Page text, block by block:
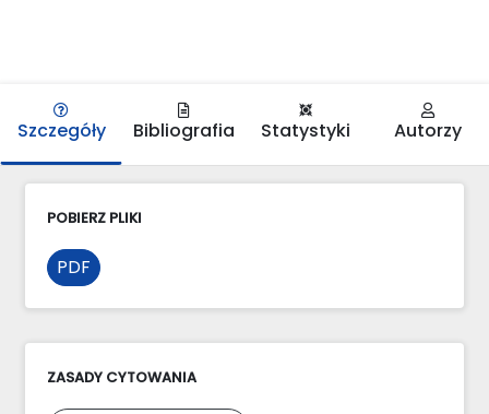
Szczegóły Bibliografia Statystyki Autorzy
POBIERZ PLIKI
PDF
ZASADY CYTOWANIA